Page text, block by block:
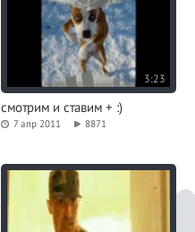
3:23
смотрим и ставим + :)
7 апр 2011 8871